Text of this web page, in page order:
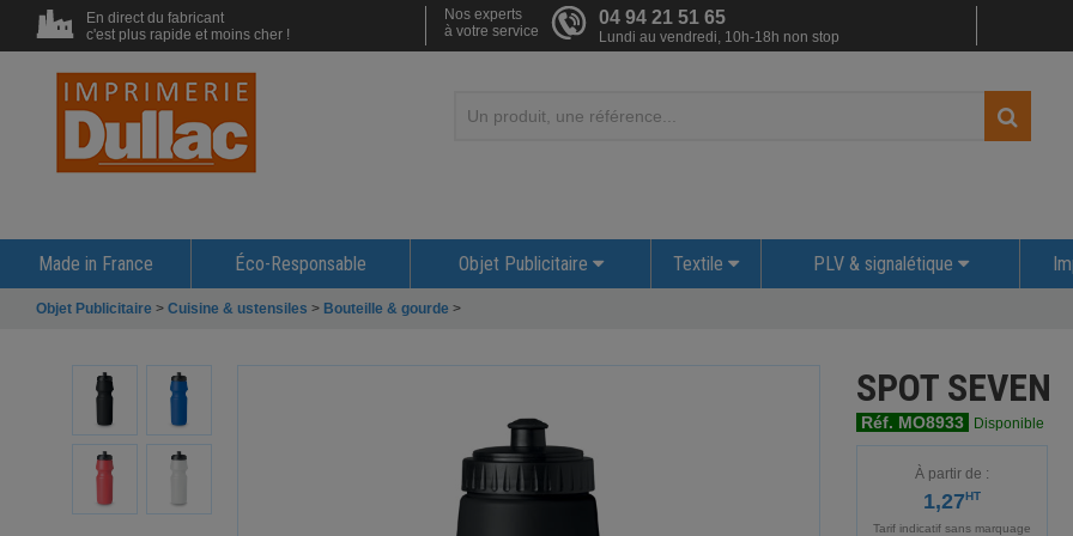
En direct du fabricant
c'est plus rapide et moins cher !
Nos experts
à votre service
04 94 21 51 65
Lundi au vendredi, 10h-18h non stop
Made in France Éco-Responsable Objet Publicitaire Textile PLV & signalétique
Objet Publicitaire > Cuisine & ustensiles > Bouteille & gourde >
SPOT SEVEN
Réf. MO8933 Disponible
À partir de :
1,27HT
Tarif indicatif sans marquage